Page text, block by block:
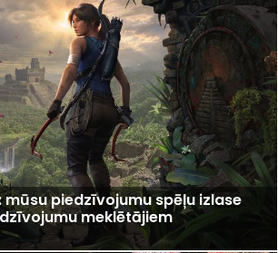
mūsu piedzīvojumu spēļu izlase
meklētājiem